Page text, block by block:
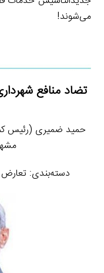
می‌شوند!
تضاد منافع
حمید ضمیری (رئیس
مشهد) ـ
دسته‌بندی: